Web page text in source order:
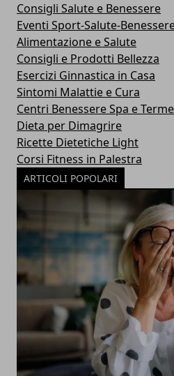
Consigli Salute e Benessere
Eventi Sport-Salute-
Alimentazione e Salute
Consigli e Prodotti Bellezza
Esercizi Ginnastica in Casa
Sintomi Malattie e Cura
Centri Benessere Spa e Terme
Dieta per Dimagrire
Ricette Dietetiche Light
Corsi Fitness in Palestra
ARTICOLI POPOLARI